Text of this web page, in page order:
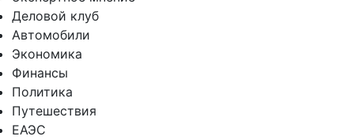
Деловой клуб
Автомобили
Экономика
Финансы
Политика
Путешествия
ЕАЭС